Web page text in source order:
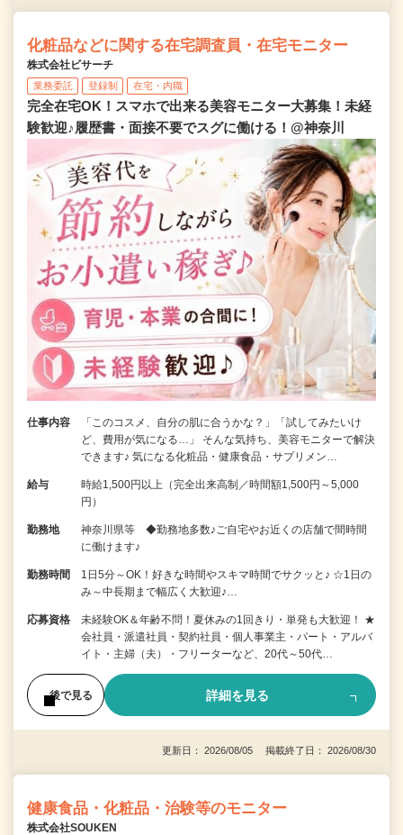
化粧品などに関する在宅調査員・在宅モニター
株式会社ビサーチ
業務委託 登録制 在宅・内職
完全在宅OK！スマホで出来る美容モニター大募集！未経
験歓迎♪履歴書・面接不要でスグに働ける！@神奈川
仕事内容
「このコスメ、自分の肌に合うかな？」「試してみたいけ
ど、費用が気になる…」 そんな気持ち、美容モニターで解決
できます♪ 気になる化粧品・健康食品・サプリメン…
給与
時給1,500円以上（完全出来高制／時間額1,500円～5,000
円）
勤務地
神奈川県等 ◆勤務地多数♪ご自宅やお近くの店舗で間時間
に働けます♪
勤務時間
1日5分～OK！好きな時間やスキマ時間でサクッと♪ ☆1日の
み～中長期まで幅広く大歓迎♪…
応募資格
未経験OK＆年齢不問！夏休みの1回きり・単発も大歓迎！ ★
会社員・派遣社員・契約社員・個人事業主・パート・アルバ
イト・主婦（夫）・フリーターなど、20代～50代…
後で見る 詳細を見る
更新日： 2026/08/05 掲載終了日： 2026/08/30
健康食品・化粧品・治験等のモニター
株式会社SOUKEN